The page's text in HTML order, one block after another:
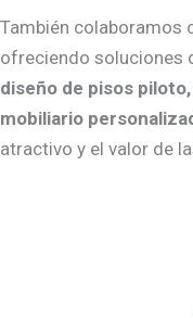
También colaboramos
ofreciendo soluciones
diseño de pisos
mobiliario
atractivo y el valor de